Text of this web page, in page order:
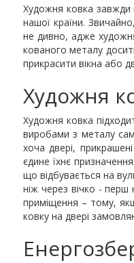
Художня ковка завжди
нашої країни.
не дивно, адже
кованого металу
прикрасити вікна або
Художня
Художня ковка
виробами з металу
хоча двері,
єдине їхнє
що відбувається на
ніж через вічко - перш
приміщення – тому,
ковку на двері